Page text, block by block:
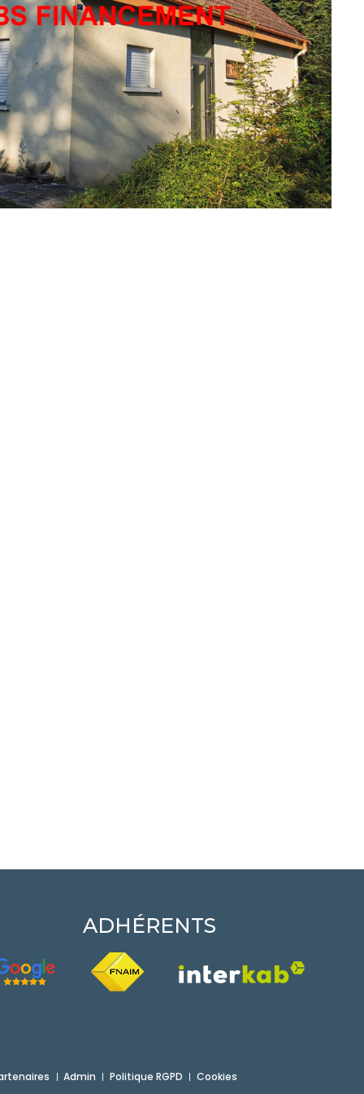
avec 21 ares de terrain
3749
ADHÉRENTS
Admin Politique RGPD Cookies